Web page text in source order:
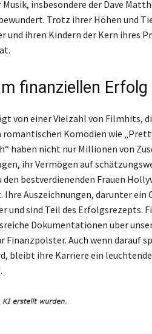
insbesondere der Dave
Trotz ihrer Höhen und
und ihren Kindern der Kern ihres
finanziellen Erfolg
von einer Vielzahl von Filmhits,
Komödien wie
haben nicht nur Millionen von
ihr Vermögen auf
bestverdienenden Frauen
Auszeichnungen, darunter ein
und sind Teil des Erfolgsrezepts.
Dokumentationen über
Auch wenn darauf
bleibt ihre Karriere ein